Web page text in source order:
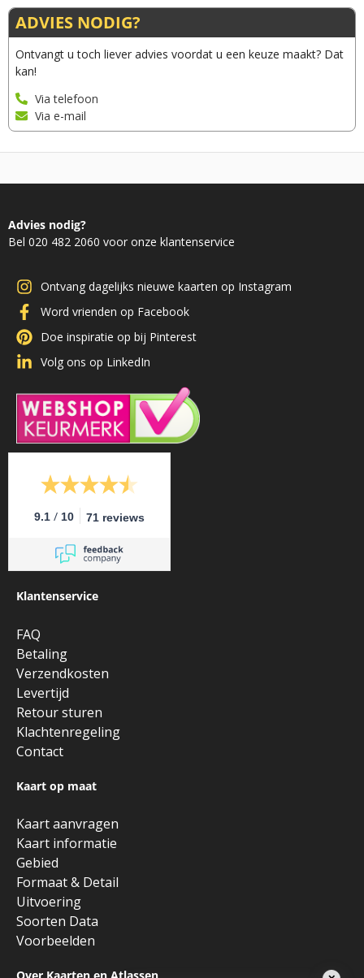
ADVIES NODIG?
Ontvangt u toch liever advies voordat u een keuze maakt? Dat
kan!
Via telefoon
Via e-mail
Advies nodig?
Bel 020 482 2060 voor onze klantenservice
Ontvang dagelijks nieuwe kaarten op Instagram
Word vrienden op Facebook
Doe inspiratie op bij Pinterest
Volg ons op LinkedIn
9.1 / 10 71 reviews
Klantenservice
FAQ
Betaling
Verzendkosten
Levertijd
Retour sturen
Klachtenregeling
Contact
Kaart op maat
Kaart aanvragen
Kaart informatie
Gebied
Formaat & Detail
Uitvoering
Soorten Data
Voorbeelden